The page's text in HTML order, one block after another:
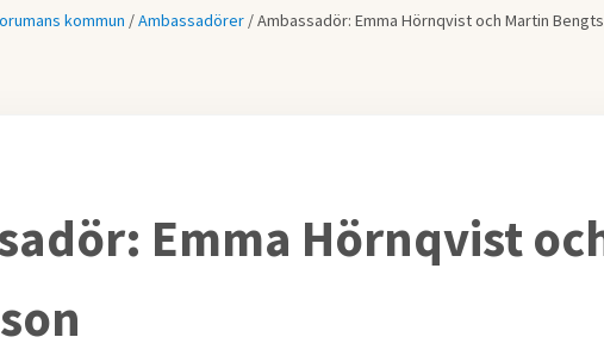
kommun /Ambassadörer /Ambassadör: Emma Hörnqvist och Martin
Emma Hörnqvist